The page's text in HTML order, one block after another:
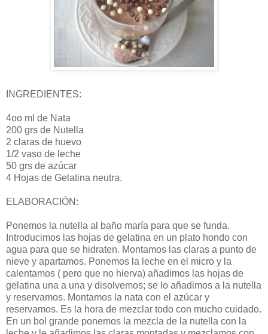
INGREDIENTES:
4oo ml de Nata
200 grs de Nutella
2 claras de huevo
1/2 vaso de leche
50 grs de azúcar
4 Hojas de Gelatina neutra.
ELABORACIÓN:
Ponemos la nutella al baño maría para que se funda.
Introducimos las hojas de gelatina en un plato hondo con
agua para que se hidraten. Montamos las claras a punto de
nieve y apartamos. Ponemos la leche en el micro y la
calentamos ( pero que no hierva) añadimos las hojas de
gelatina una a una y disolvemos; se lo añadimos a la nutella
y reservamos. Montamos la nata con el azúcar y
reservamos. Es la hora de mezclar todo con mucho cuidado.
En un bol grande ponemos la mezcla de la nutella con la